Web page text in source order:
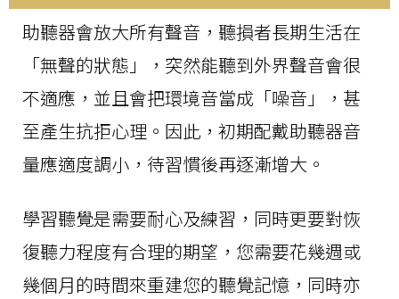
助聽器會放大所有聲音，聽損者長期生活在
「無聲的狀態」，突然能聽到外界聲音會很
不適應，並且會把環境音當成「噪音」，甚
至產生抗拒心理。因此，初期配戴助聽器音
量應適度調小，待習慣後再逐漸增大。
學習聽覺是需要耐心及練習，同時更要對恢
復聽力程度有合理的期望，您需要花幾週或
幾個月的時間來重建您的聽覺記憶，同時亦